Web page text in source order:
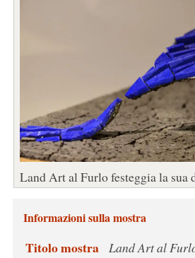
Land Art al Furlo festeggia la sua
Informazioni sulla mostra
Titolo mostra Land Art al